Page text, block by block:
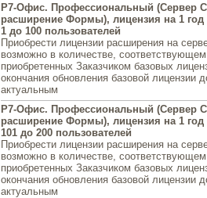
Р7-Офис. Профессиональный (Сервер
расширение Формы), лицензия на 1 год
1 до 100 пользователей
Приобрести лицензии расширения на
возможно в количестве,
приобретенных Заказчиком базовых
окончания обновления базовой лицензии
актуальным
Р7-Офис. Профессиональный (Сервер
расширение Формы), лицензия на 1 год
101 до 200 пользователей
Приобрести лицензии расширения на
возможно в количестве,
приобретенных Заказчиком базовых
окончания обновления базовой лицензии
актуальным